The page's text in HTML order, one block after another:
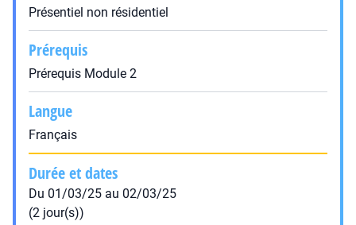
Présentiel non résidentiel
Prérequis
Prérequis Module 2
Langue
Français
Durée et dates
Du 01/03/25 au 02/03/25
(2 jour(s))